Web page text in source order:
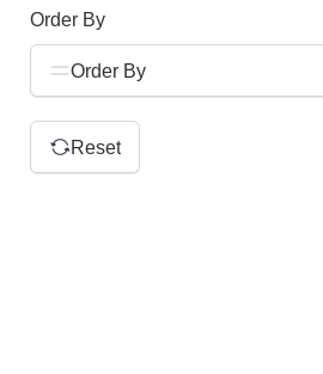
Order By
Order By
Reset